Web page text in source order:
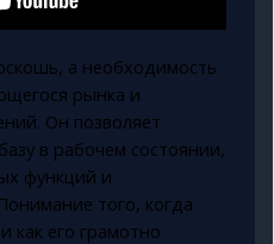
а необходимость
рынка и
Он позволяет
в рабочем состоянии,
функций и
того, когда
как его грамотно